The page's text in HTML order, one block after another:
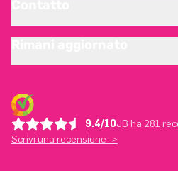
9.4/10JB ha 281
Scrivi una recensione ->